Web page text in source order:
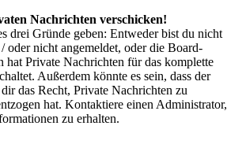
Nachrichten verschicken!
drei Gründe geben: Entweder bist du nicht
oder nicht angemeldet, oder die Board-
hat Private Nachrichten für das komplette
Außerdem könnte es sein, dass der
das Recht, Private Nachrichten zu
hat. Kontaktiere einen Administrator,
zu erhalten.